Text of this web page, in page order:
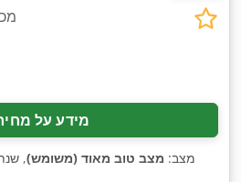
מידע על
מצב: מצב טוב מאוד (משומש),